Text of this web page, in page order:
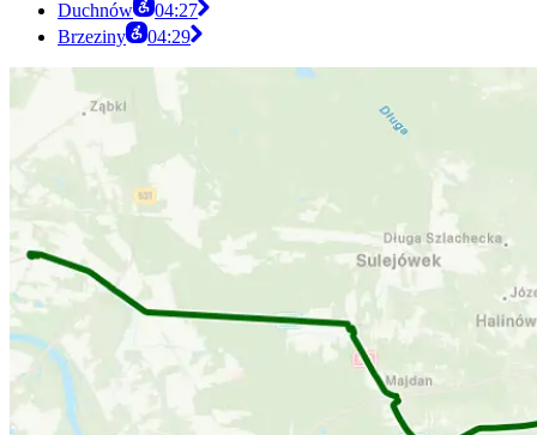
Duchnów
04:27
Brzeziny
04:29